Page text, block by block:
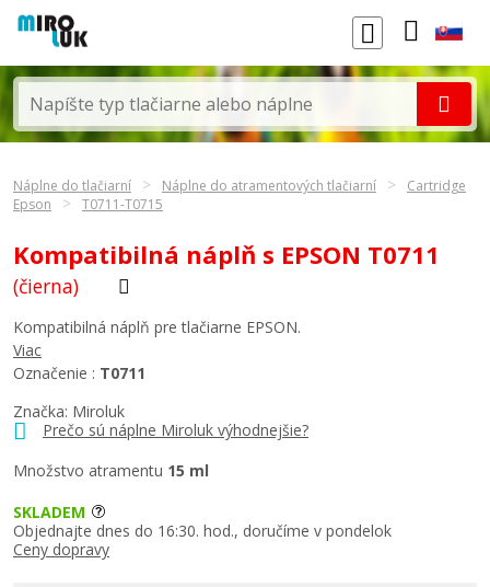
Náplne do tlačiarní Náplne do atramentových tlačiarní
Cartridge
Epson
T0711-T0715
Kompatibilná náplň s EPSON T0711
(čierna)
Značka: Miroluk
Prečo sú náplne Miroluk výhodnejšie?
Množstvo atramentu 15 ml
Kompatibilná náplň pre tlačiarne EPSON.
Viac
Označenie : T0711
SKLADEM
Objednajte dnes do 16:30. hod., doručíme v pondelok
Ceny dopravy